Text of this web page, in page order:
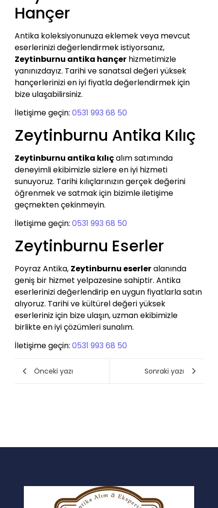
Hançer
Antika koleksiyonunuza eklemek veya mevcut
eserlerinizi değerlendirmek istiyorsanız,
Zeytinburnu antika hançer hizmetimizle
yanınızdayız. Tarihi ve sanatsal değeri yüksek
hançerlerinizi en iyi fiyatla değerlendirmek için
bize ulaşabilirsiniz.
İletişime geçin: 0531 993 68 50
Zeytinburnu Antika Kılıç
Zeytinburnu antika kılıçalım satımında
deneyimli ekibimizle sizlere en iyi hizmeti
sunuyoruz. Tarihi kılıçlarınızın gerçek değerini
öğrenmek ve satmak için bizimle iletişime
geçmekten çekinmeyin.
İletişime geçin: 0531 993 68 50
Zeytinburnu Eserler
Poyraz Antika, Zeytinburnu eserleralanında
geniş bir hizmet yelpazesine sahiptir. Antika
eserlerinizi değerlendirip en uygun fiyatlarla satın
alıyoruz. Tarihi ve kültürel değeri yüksek
eserleriniz için bize ulaşın, uzman ekibimizle
birlikte en iyi çözümleri sunalım.
İletişime geçin: 0531 993 68 50
Önceki yazı Sonraki yazı